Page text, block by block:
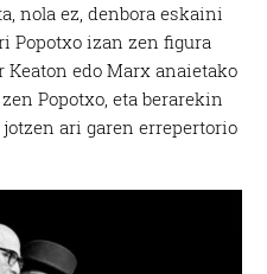
nola ez, denbora eskaini
Popotxo izan zen figura
edo Marx anaietako
Popotxo, eta berarekin
ari garen errepertorio